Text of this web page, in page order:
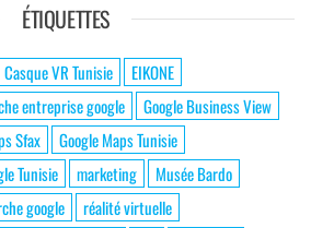
ÉTIQUETTES
Casque VR Tunisie
EIKONE
entreprise google
Google Business View
Sfax
Google Maps Tunisie
Tunisie marketing
Musée Bardo
google
réalité virtuelle